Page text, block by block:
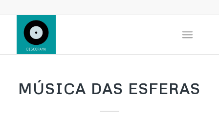
MÚSICA DAS ESFERAS